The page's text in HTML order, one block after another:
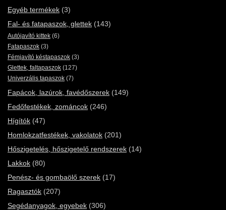
Egyéb termékek (3)
Fal- és fatapaszok, glettek (143)
Autójavító kittek (6)
Fatapaszok (3)
Fémjavító késtapaszok (3)
Glettek, faltapaszok (127)
Univerzális tapaszok (7)
Fapácok, lazúrok, favédőszerek (149)
Fedőfestékek, zománcok (246)
Hígítók (47)
Homlokzatfestékek, vakolatok (201)
Hőszigetelés, hőszigetelő rendszerek (14)
Lakkok (80)
Penész- és gombaölő szerek (17)
Ragasztók (207)
Segédanyagok, egyebek (306)